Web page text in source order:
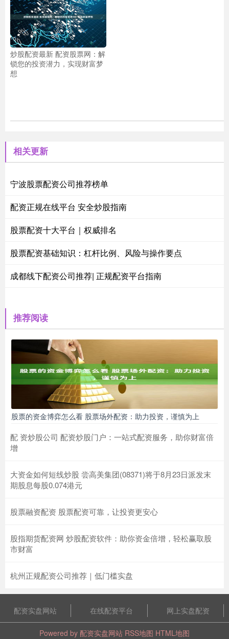
炒股配资最新 配资股票网：解
锁您的投资潜力，实现财富梦
想
相关更新
宁波股票配资公司推荐榜单
配资正规在线平台 安全炒股指南
股票配资十大平台｜权威排名
股票配资基础知识：杠杆比例、风险与操作要点
成都线下配资公司推荐| 正规配资平台指南
推荐阅读
股票的资金博弈怎么看 股票场外配资：助力投资，谨慎为上
配 资炒股公司 配资炒股门户：一站式配资服务，助你财富倍
增
大资金如何短线炒股 尝高美集团(08371)将于8月23日派发末
期股息每股0.074港元
股票融资配资 股票配资可靠，让投资更安心
股指期货配资网 炒股配资软件：助你资金倍增，轻松赢取股
市财富
杭州正规配资公司推荐｜低门槛实盘
配资实盘网站 在线配资平台 网上实盘配资
Powered by 配资实盘网站 RSS地图 HTML地图